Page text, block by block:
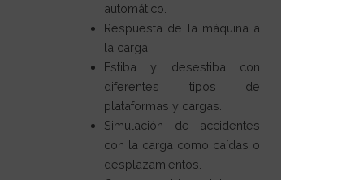
automático.
Respuesta de la máquina a
la carga.
Estiba y desestiba con
diferentes tipos de
plataformas y cargas.
Simulación de accidentes
con la carga como caídas o
desplazamientos.